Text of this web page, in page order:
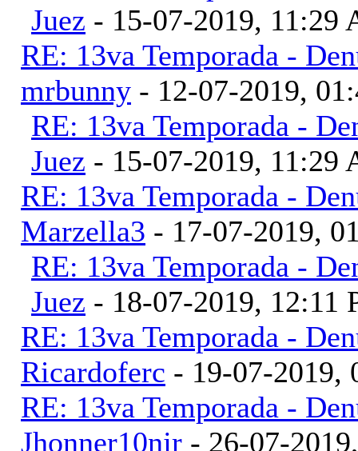
Juez - 15-07-2019, 11:29
RE: 13va Temporada -
mrbunny - 12-07-2019,
RE: 13va Temporada -
Juez - 15-07-2019, 11:29
RE: 13va Temporada -
Marzella3 - 17-07-2019,
RE: 13va Temporada -
Juez - 18-07-2019, 12:11
RE: 13va Temporada -
Ricardoferc - 19-07-2019,
RE: 13va Temporada -
Jhonner10njr - 26-07-